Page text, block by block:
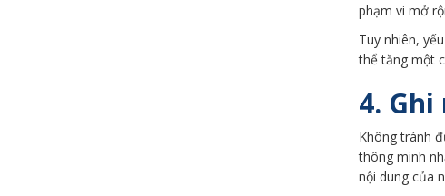
phạm vi mở
Tuy nhiên,
thể tăng một
4.
Không tránh
thông minh
nội dung của